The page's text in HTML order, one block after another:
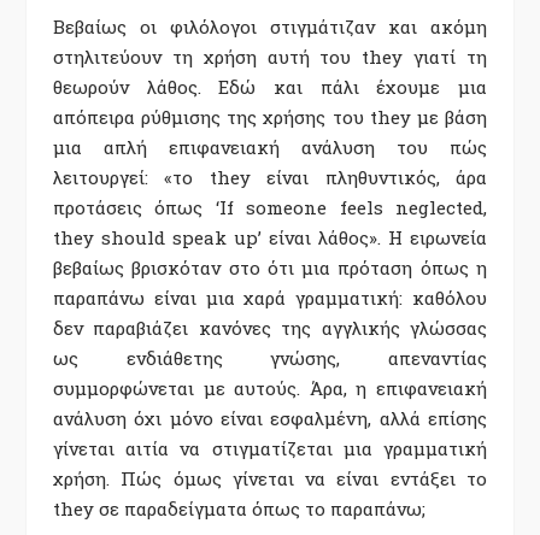
Βεβαίως οι φιλόλογοι στιγμάτιζαν και ακόμη
στηλιτεύουν τη χρήση αυτή του they γιατί τη
θεωρούν λάθος. Εδώ και πάλι έχουμε μια
απόπειρα ρύθμισης της χρήσης του they με βάση
μια απλή επιφανειακή ανάλυση του πώς
λειτουργεί: «το they είναι πληθυντικός, άρα
προτάσεις όπως ‘If someone feels neglected,
they should speak up’ είναι λάθος». Η ειρωνεία
βεβαίως βρισκόταν στο ότι μια πρόταση όπως η
παραπάνω είναι μια χαρά γραμματική: καθόλου
δεν παραβιάζει κανόνες της αγγλικής γλώσσας
ως ενδιάθετης γνώσης, απεναντίας
συμμορφώνεται με αυτούς. Άρα, η επιφανειακή
ανάλυση όχι μόνο είναι εσφαλμένη, αλλά επίσης
γίνεται αιτία να στιγματίζεται μια γραμματική
χρήση. Πώς όμως γίνεται να είναι εντάξει το
they σε παραδείγματα όπως το παραπάνω;